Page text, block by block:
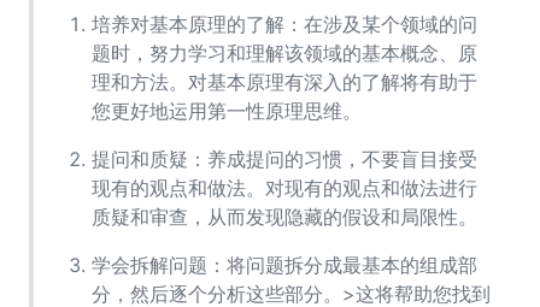
培养对基本原理的了解：在涉及某个领域的问
题时，努力学习和理解该领域的基本概念、原
理和方法。对基本原理有深入的了解将有助于
您更好地运用第一性原理思维。
提问和质疑：养成提问的习惯，不要盲目接受
现有的观点和做法。对现有的观点和做法进行
质疑和审查，从而发现隐藏的假设和局限性。
学会拆解问题：将问题拆分成最基本的组成部
分，然后逐个分析这些部分。>这将帮助您找到